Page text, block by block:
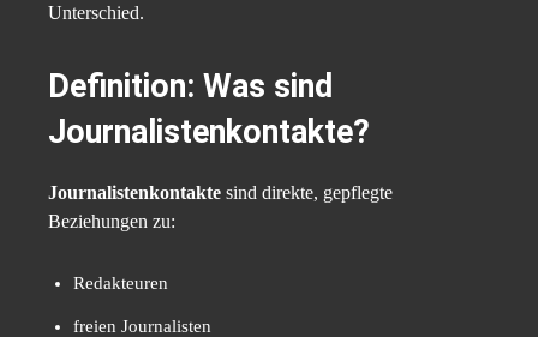
Unterschied.
Definition: Was sind
Journalistenkontakte?
Journalistenkontakte sind direkte, gepflegte
Beziehungen zu:
Redakteuren
freien Journalisten